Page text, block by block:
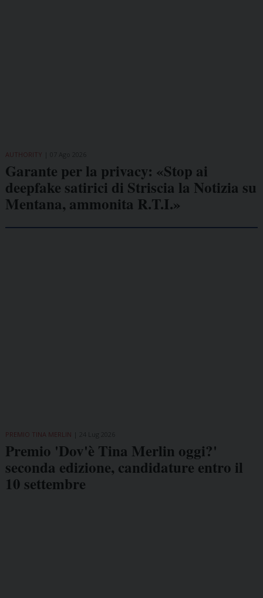
AUTHORITY
Garante per la privacy: «Stop ai
deepfake satirici di Striscia la Notizia su
Mentana, ammonita R.T.I.»
PREMIO TINA MERLIN
Premio 'Dov'è Tina Merlin oggi?'
seconda edizione, candidature entro il
10 settembre